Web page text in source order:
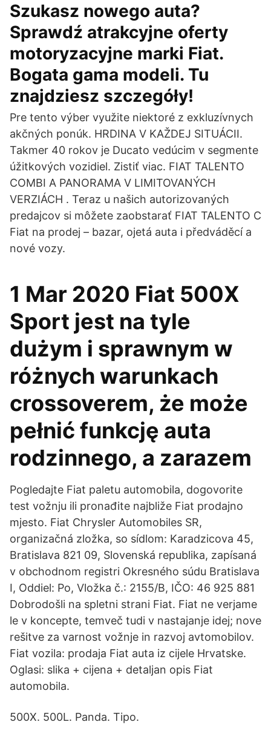
Szukasz nowego auta?
Sprawdź atrakcyjne oferty
motoryzacyjne marki Fiat.
Bogata gama modeli. Tu
znajdziesz szczegóły!
Pre tento výber využite niektoré z exkluzívnych
akčných ponúk. HRDINA V KAŽDEJ SITUÁCII.
Takmer 40 rokov je Ducato vedúcim v segmente
úžitkových vozidiel. Zistiť viac. FIAT TALENTO
COMBI A PANORAMA V LIMITOVANÝCH
VERZIÁCH . Teraz u našich autorizovaných
predajcov si môžete zaobstarať FIAT TALENTO C
Fiat na prodej – bazar, ojetá auta i předváděcí a
nové vozy.
1 Mar 2020 Fiat 500X
Sport jest na tyle
dużym i sprawnym w
różnych warunkach
crossoverem, że może
pełnić funkcję auta
rodzinnego, a zarazem
Pogledajte Fiat paletu automobila, dogovorite
test vožnju ili pronađite najbliže Fiat prodajno
mjesto. Fiat Chrysler Automobiles SR,
organizačná zložka, so sídlom: Karadzicova 45,
Bratislava 821 09, Slovenská republika, zapísaná
v obchodnom registri Okresného súdu Bratislava
I, Oddiel: Po, Vložka č.: 2155/B, IČO: 46 925 881
Dobrodošli na spletni strani Fiat. Fiat ne verjame
le v koncepte, temveč tudi v nastajanje idej; nove
rešitve za varnost vožnje in razvoj avtomobilov.
Fiat vozila: prodaja Fiat auta iz cijele Hrvatske.
Oglasi: slika + cijena + detaljan opis Fiat
automobila.
500X. 500L. Panda. Tipo.